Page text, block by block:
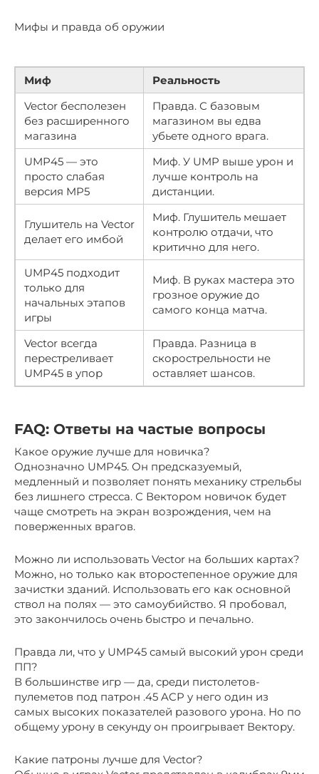
Мифы и правда об оружии
Миф
Реальность
Vector бесполезен
без расширенного
магазина
Правда. С базовым
магазином вы едва
убьете одного врага.
UMP45 — это
просто слабая
версия MP5
Миф. У UMP выше урон и
лучше контроль на
дистанции.
Глушитель на Vector
делает его имбой
Миф. Глушитель мешает
контролю отдачи, что
критично для него.
UMP45 подходит
только для
начальных этапов
игры
Миф. В руках мастера это
грозное оружие до
самого конца матча.
Vector всегда
перестреливает
UMP45 в упор
Правда. Разница в
скорострельности не
оставляет шансов.
FAQ: Ответы на частые вопросы
Какое оружие лучше для новичка?
Однозначно UMP45. Он предсказуемый,
медленный и позволяет понять механику стрельбы
без лишнего стресса. С Вектором новичок будет
чаще смотреть на экран возрождения, чем на
поверженных врагов.
Можно ли использовать Vector на больших картах?
Можно, но только как второстепенное оружие для
зачистки зданий. Использовать его как основной
ствол на полях — это самоубийство. Я пробовал,
это закончилось очень быстро и печально.
Правда ли, что у UMP45 самый высокий урон среди
ПП?
В большинстве игр — да, среди пистолетов-
пулеметов под патрон .45 ACP у него один из
самых высоких показателей разового урона. Но по
общему урону в секунду он проигрывает Вектору.
Какие патроны лучше для Vector?